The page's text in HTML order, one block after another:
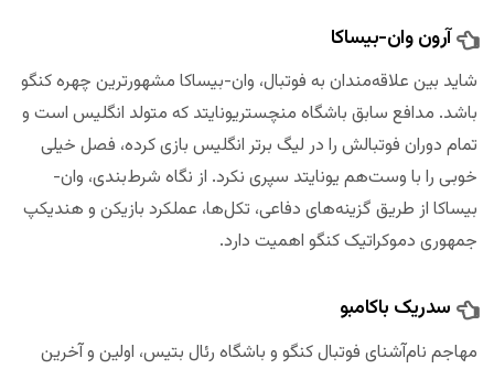
آرون وان-بیساکا
شاید بین علاقه‌مندان به فوتبال، وان-بیساکا مشهورترین چهره کنگو
باشد. مدافع سابق باشگاه منچستریونایتد که متولد انگلیس است و
تمام دوران فوتبالش را در لیگ برتر انگلیس بازی کرده، فصل خیلی
خوبی را با وست‌هم یونایتد سپری نکرد. از نگاه شرط‌بندی، وان-
بیساکا از طریق گزینه‌های دفاعی، تکل‌ها، عملکرد بازیکن و هندیکپ
جمهوری دموکراتیک کنگو اهمیت دارد.
سدریک باکامبو
مهاجم نام‌آشنای فوتبال کنگو و باشگاه رئال بتیس، اولین و آخرین